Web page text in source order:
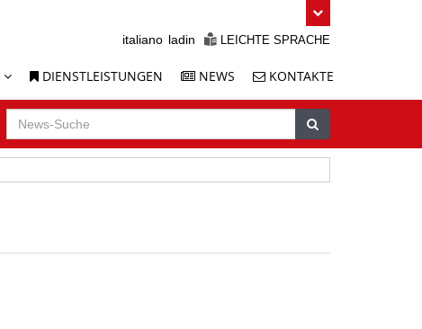
italiano ladin LEICHTE SPRACHE
DIENSTLEISTUNGEN NEWS KONTAKTE
Suche
News-
Suchen